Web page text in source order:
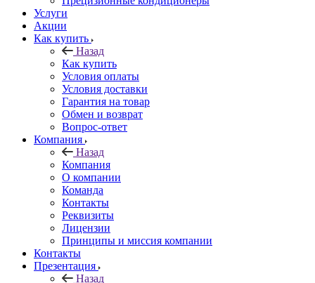
Услуги
Акции
Как купить
Назад
Как купить
Условия оплаты
Условия доставки
Гарантия на товар
Обмен и возврат
Вопрос-ответ
Компания
Назад
Компания
О компании
Команда
Контакты
Реквизиты
Лицензии
Принципы и миссия компании
Контакты
Презентация
Назад